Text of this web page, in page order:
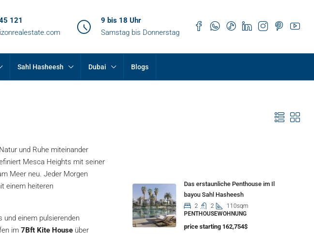
121
9 bis 18 Uhr
Samstag bis Donnerstag
Sahl Hasheesh Dubai Blogs
und Ruhe miteinander
Mesca Heights mit seiner
Meer neu. Jeder Morgen
einem heiteren
und einem pulsierenden
im 7Bft Kite House über
Das erstaunliche Penthouse im Il
bayou Sahl Hasheesh
2 2
110sqm
PENTHOUSEWOHNUNG
price starting 162,754$